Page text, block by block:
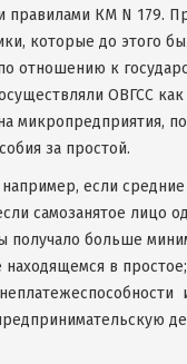
правилами КМ N 179.
которые до этого
отношению к
ОВГСС
микропредприятия,
за простой.
если
самозанятое лицо
получало больше
в